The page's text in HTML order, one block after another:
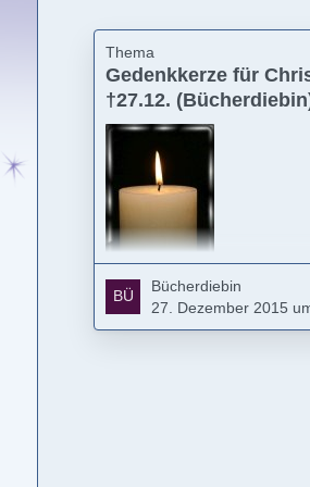
Thema
Gedenkkerze für
†27.12.
Für Christian, unvergessen
Bücherdiebin
27. Dezember 2015